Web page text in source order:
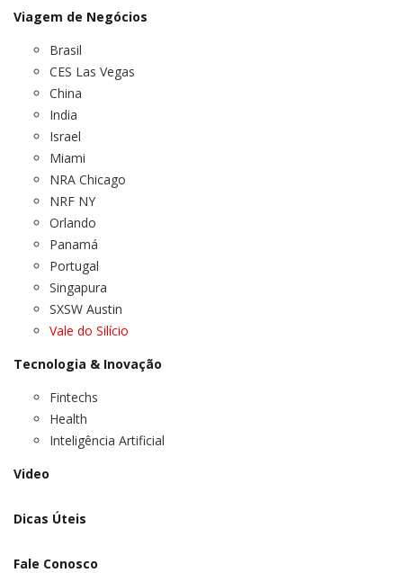
Viagem de Negócios
Brasil
CES Las Vegas
China
India
Israel
Miami
NRA Chicago
NRF NY
Orlando
Panamá
Portugal
Singapura
SXSW Austin
Vale do Silício
Tecnologia & Inovação
Fintechs
Health
Inteligência Artificial
Video
Dicas Úteis
Fale Conosco